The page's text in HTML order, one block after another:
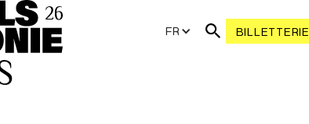
FR BILLETTERIE